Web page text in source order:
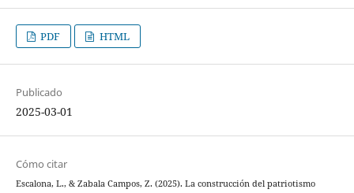
PDF HTML
Publicado
2025-03-01
Cómo citar
Escalona, L., & Zabala Campos, Z. (2025). La construcción del patriotismo